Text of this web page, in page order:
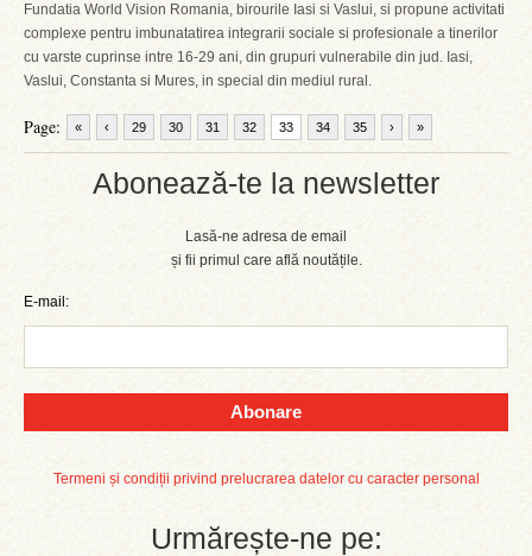
Abonează-te la newsletter
Lasă-ne adresa de email
și fii primul care află noutățile.
E-mail:
Abonare
Termeni și condiții privind prelucrarea datelor cu caracter personal
Urmărește-ne pe:
Fundatia World Vision Romania, birourile Iasi si Vaslui, si propune activitati
complexe pentru imbunatatirea integrarii sociale si profesionale a tinerilor
cu varste cuprinse intre 16-29 ani, din grupuri vulnerabile din jud. Iasi,
Vaslui, Constanta si Mures, in special din mediul rural.
Page: « ‹ 29 30 31 32 33 34 35 › »